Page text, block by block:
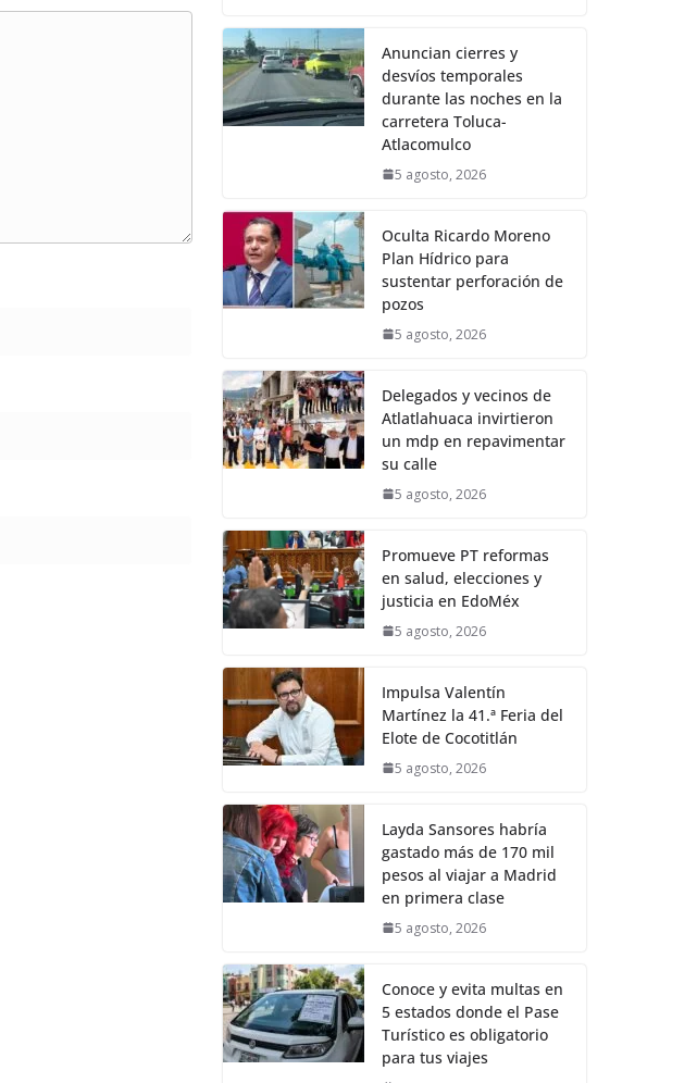
Anuncian cierres y
desvíos temporales
durante las noches en la
carretera Toluca-
Atlacomulco
5 agosto, 2026
Oculta Ricardo Moreno
Plan Hídrico para
sustentar perforación de
pozos
5 agosto, 2026
Delegados y vecinos de
Atlatlahuaca invirtieron
un mdp en repavimentar
su calle
5 agosto, 2026
Promueve PT reformas
en salud, elecciones y
justicia en EdoMéx
5 agosto, 2026
Impulsa Valentín
Martínez la 41.ª Feria del
Elote de Cocotitlán
5 agosto, 2026
Layda Sansores habría
gastado más de 170 mil
pesos al viajar a Madrid
en primera clase
5 agosto, 2026
Conoce y evita multas en
5 estados donde el Pase
Turístico es obligatorio
para tus viajes